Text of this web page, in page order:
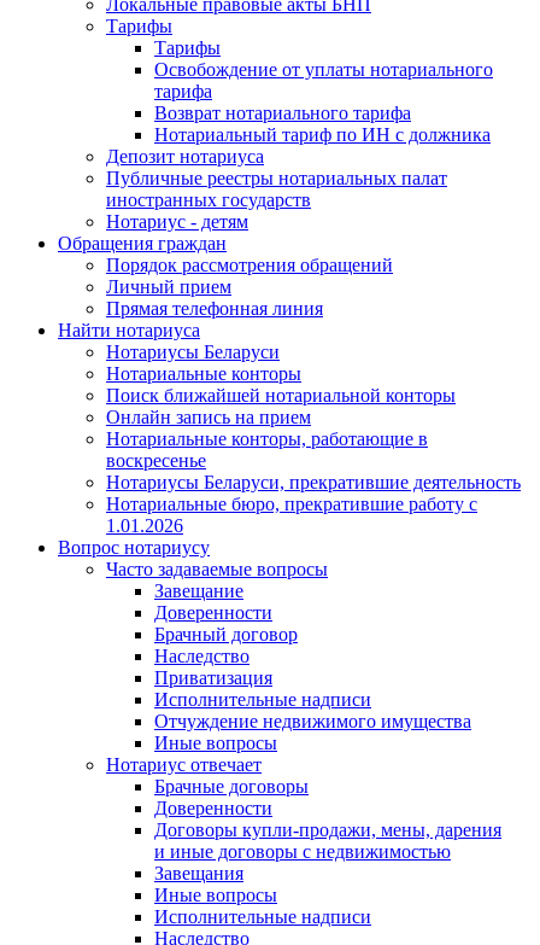
Тарифы
Тарифы
Освобождение от уплаты нотариального
тарифа
Возврат нотариального тарифа
Нотариальный тариф по ИН с должника
Депозит нотариуса
Публичные реестры нотариальных палат
иностранных государств
Нотариус - детям
Обращения граждан
Порядок рассмотрения обращений
Личный прием
Прямая телефонная линия
Найти нотариуса
Нотариусы Беларуси
Нотариальные конторы
Поиск ближайшей нотариальной конторы
Онлайн запись на прием
Нотариальные конторы, работающие в
воскресенье
Нотариусы Беларуси, прекратившие деятельность
Нотариальные бюро, прекратившие работу с
1.01.2026
Вопрос нотариусу
Часто задаваемые вопросы
Завещание
Доверенности
Брачный договор
Наследство
Приватизация
Исполнительные надписи
Отчуждение недвижимого имущества
Иные вопросы
Нотариус отвечает
Брачные договоры
Доверенности
Договоры купли-продажи, мены, дарения
и иные договоры с недвижимостью
Завещания
Иные вопросы
Исполнительные надписи
Наследство